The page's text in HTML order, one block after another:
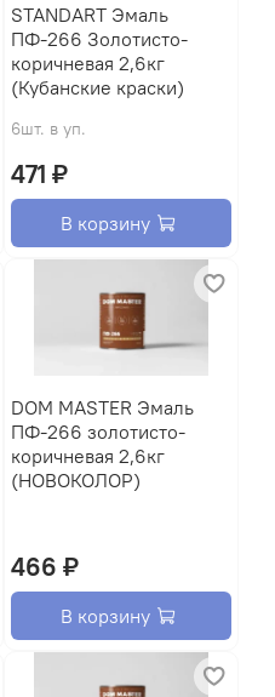
STANDART Эмаль
ПФ-266 Золотисто-
коричневая 2,6кг
(Кубанские краски)
6шт. в уп.
471 ₽
В корзину
DOM MASTER Эмаль
ПФ-266 золотисто-
коричневая 2,6кг
(НОВОКОЛОР)
466 ₽
В корзину